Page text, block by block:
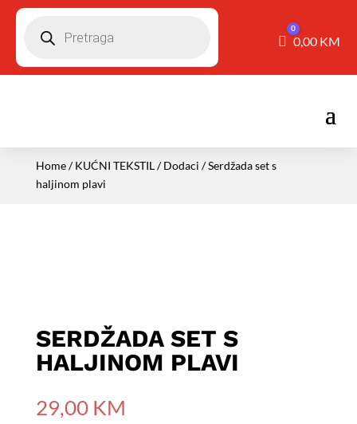
Košarica
0
0,00 KM
Home/KUĆNI TEKSTIL/Dodaci / Serdžada set s
haljinom plavi
SERDŽADA SET S
HALJINOM PLAVI
29,00 KM